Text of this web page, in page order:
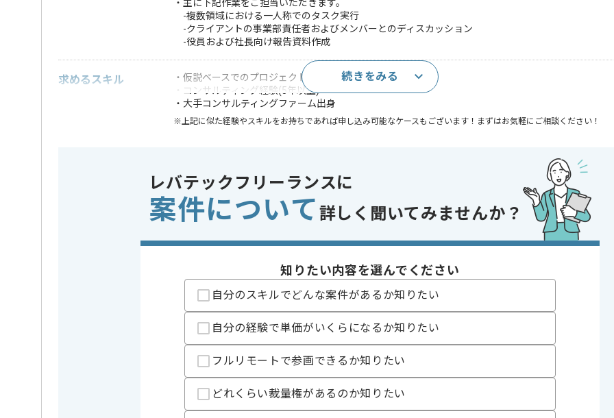
・主に下記作業をご担当いただきます。
-複数領域における一人称でのタスク実行
-クライアントの事業部責任者およびメンバーとのディスカッション
-役員および社長向け報告資料作成
求めるスキル
・仮説ベースでのプロジェクト推進経験
・コンサルティング経験(5年以上)
・大手コンサルティングファーム出身
※上記に似た経験やスキルをお持ちであれば申し込み可能なケースもございます！まずはお気軽にご相談ください！
特徴
20代活躍中 , 30代活躍中
ご経験と実績に応じて別案件のご提案も差し上げる場合がございます。
新しいアイディアや技術を積極的に導入し、
経験豊富なメンバーと成長が出来る環境でございます。
スキルアップされたい方、長期的に参画されたい方にオススメの案件です。
続きをみる
レバテックフリーランスに
案件について 詳しく聞いてみませんか？
知りたい内容を選んでください
自分のスキルでどんな案件があるか知りたい
自分の経験で単価がいくらになるか知りたい
フルリモートで参画できるか知りたい
どれくらい裁量権があるのか知りたい